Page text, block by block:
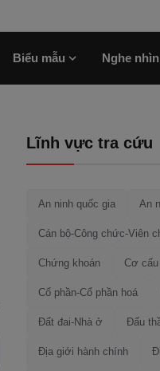
Biểu mẫu Nghe nhìn
Lĩnh vực tra cứu
An ninh quốc gia An
Cán bộ-Công chức-Viên
Chứng khoán Cơ
Cổ phần-Cổ phần hoá
Đất đai-Nhà ở Đấu
Địa giới hành chính